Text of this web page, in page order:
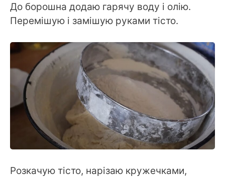
До борошна додаю гарячу воду і олію.
Перемішую і замішую руками тісто.
Розкачую тісто, нарізаю кружечками,